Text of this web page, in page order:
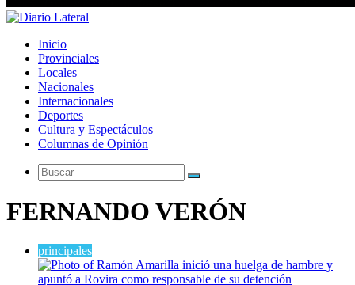
Inicio
Provinciales
Locales
Nacionales
Internacionales
Deportes
Cultura y Espectáculos
Columnas de Opinión
Buscar
FERNANDO VERÓN
principales